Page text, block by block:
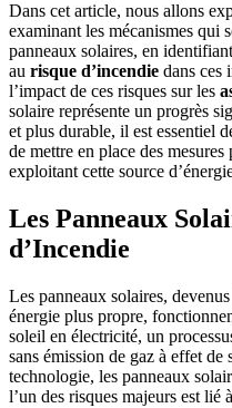
Dans cet article, nous allons
examinant les mécanismes qui
panneaux solaires, en
au risque d’incendie dans ces
l’impact de ces risques sur les
solaire représente un progrès
et plus durable, il est essentiel
de mettre en place des
exploitant cette source
Les Panneaux
d’Incendie
Les panneaux solaires,
énergie plus propre,
soleil en électricité, un
sans émission de gaz à effet
technologie, les panneaux
l’un des risques majeurs est lié à